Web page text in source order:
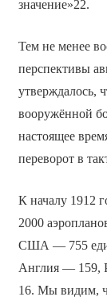
значение»22.
Тем не менее
перспективы
утверждалось,
вооружённой
настоящее
переворот в
К началу 1912
2000
США — 755
Англия — 159,
16. Мы видим,